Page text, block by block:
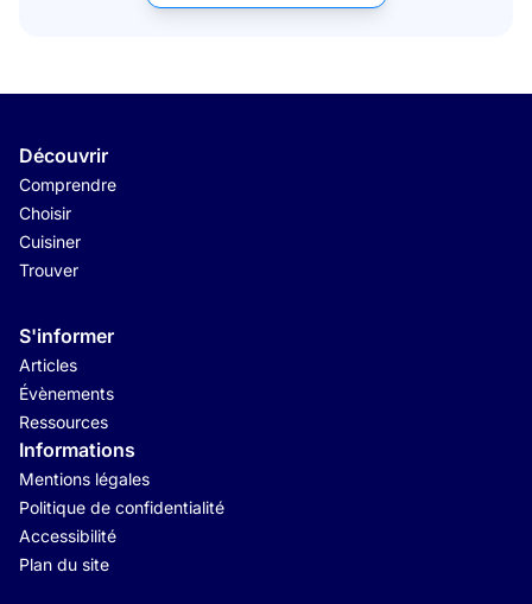
Découvrir
Comprendre
Choisir
Cuisiner
Trouver
S'informer
Articles
Évènements
Ressources
Informations
Mentions légales
Politique de confidentialité
Accessibilité
Plan du site